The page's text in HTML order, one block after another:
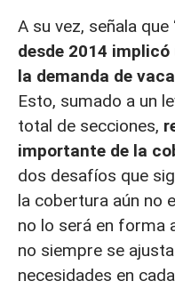
A su vez, señala que
desde 2014
la demanda de
Esto, sumado a un
total de secciones,
importante de la
dos desafíos que
la cobertura aún no
no lo será en forma
no siempre se
necesidades en